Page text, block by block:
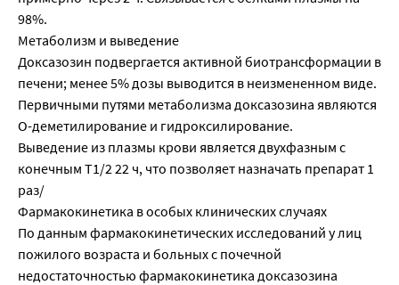
98%.
Метаболизм и выведение
Доксазозин подвергается активной биотрансформации в
печени; менее 5% дозы выводится в неизмененном виде.
Первичными путями метаболизма доксазозина являются
О-деметилирование и гидроксилирование.
Выведение из плазмы крови является двухфазным с
конечным T1/2 22 ч, что позволяет назначать препарат 1
раз/
Фармакокинетика в особых клинических случаях
По данным фармакокинетических исследований у лиц
пожилого возраста и больных с почечной
недостаточностью фармакокинетика доксазозина